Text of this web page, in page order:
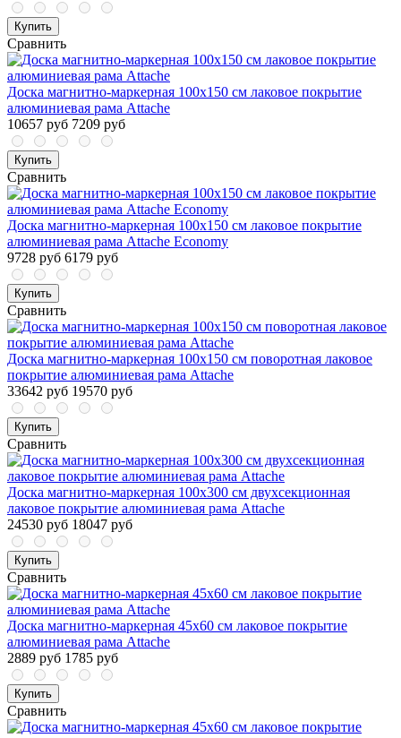
Купить
Сравнить
Доска магнитно-маркерная 100x150 см лаковое покрытие
алюминиевая рама Attache
10657 руб 7209 руб
Купить
Сравнить
Доска магнитно-маркерная 100x150 см лаковое покрытие
алюминиевая рама Attache Economy
9728 руб 6179 руб
Купить
Сравнить
Доска магнитно-маркерная 100x150 см поворотная лаковое
покрытие алюминиевая рама Attache
33642 руб 19570 руб
Купить
Сравнить
Доска магнитно-маркерная 100x300 см двухсекционная
лаковое покрытие алюминиевая рама Attache
24530 руб 18047 руб
Купить
Сравнить
Доска магнитно-маркерная 45x60 см лаковое покрытие
алюминиевая рама Attache
2889 руб 1785 руб
Купить
Сравнить